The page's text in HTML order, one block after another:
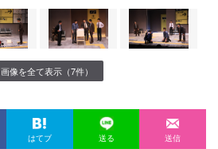
画像を全て表示（7件）
はてブ 送る 送信